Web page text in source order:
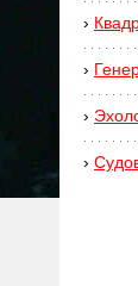
›
›
›
›